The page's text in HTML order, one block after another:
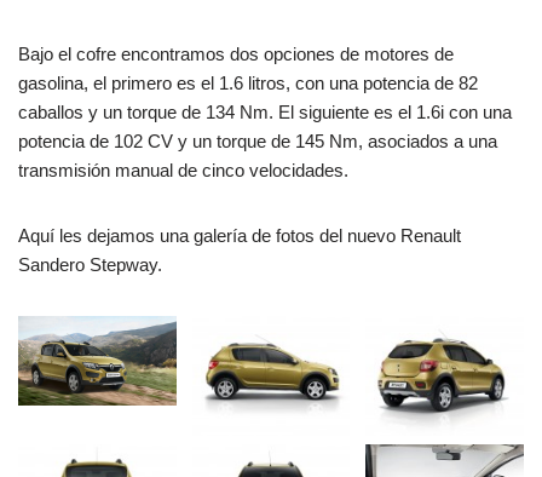
Bajo el cofre encontramos dos opciones de motores de
gasolina, el primero es el 1.6 litros, con una potencia de 82
caballos y un torque de 134 Nm. El siguiente es el 1.6i con una
potencia de 102 CV y un torque de 145 Nm, asociados a una
transmisión manual de cinco velocidades.
Aquí les dejamos una galería de fotos del nuevo Renault
Sandero Stepway.